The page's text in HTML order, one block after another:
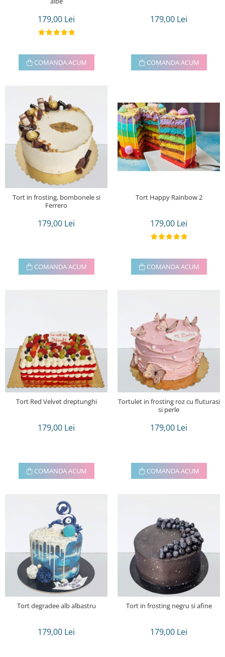
179,00 Lei
COMANDA ACUM
179,00 Lei
COMANDA ACUM
Tort in frosting, bombonele si
Ferrero
179,00 Lei
COMANDA ACUM
Tort Happy Rainbow 2
179,00 Lei
COMANDA ACUM
Tort Red Velvet dreptunghi
179,00 Lei
COMANDA ACUM
Tortulet in frosting roz cu fluturasi
si perle
179,00 Lei
COMANDA ACUM
Tort degradee alb albastru
179,00 Lei
Tort in frosting negru si afine
179,00 Lei